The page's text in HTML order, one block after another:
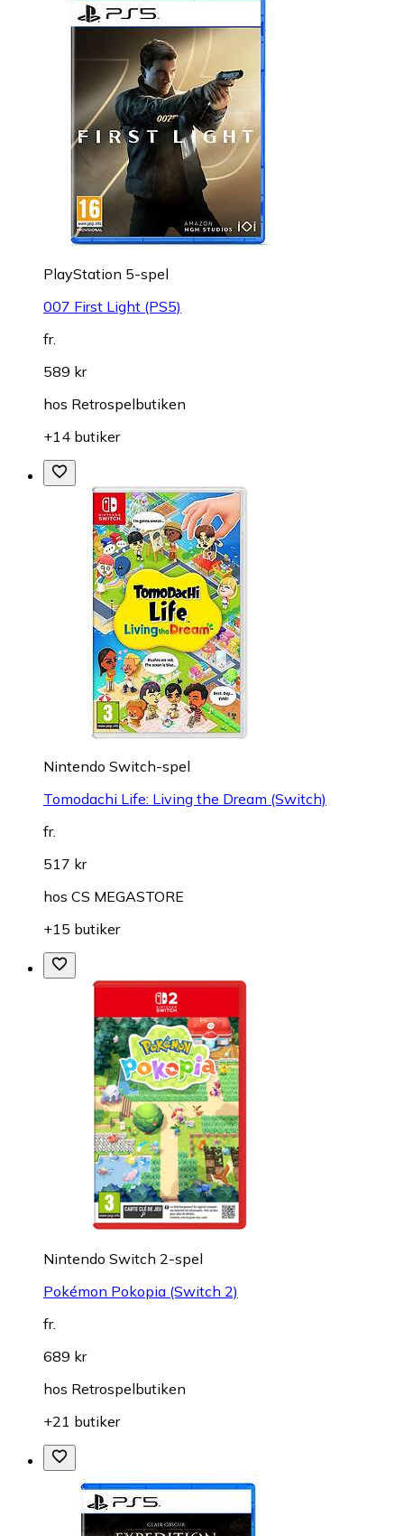
PlayStation 5-spel
007 First Light (PS5)
fr.
589 kr
hos Retrospelbutiken
+14 butiker
Nintendo Switch-spel
Tomodachi Life: Living the Dream (Switch)
fr.
517 kr
hos CS MEGASTORE
+15 butiker
Nintendo Switch 2-spel
Pokémon Pokopia (Switch 2)
fr.
689 kr
hos Retrospelbutiken
+21 butiker